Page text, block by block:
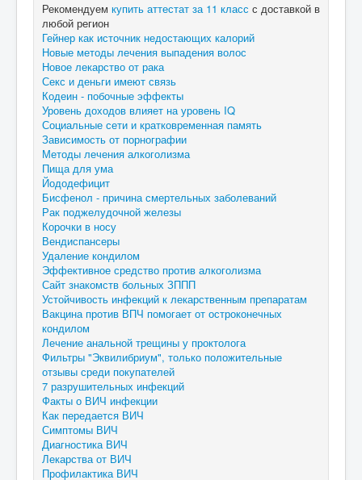
Рекомендуем купить аттестат за 11 класс с доставкой в
любой регион
Гейнер как источник недостающих калорий
Новые методы лечения выпадения волос
Новое лекарство от рака
Секс и деньги имеют связь
Кодеин - побочные эффекты
Уровень доходов влияет на уровень IQ
Социальные сети и кратковременная память
Зависимость от порнографии
Методы лечения алкоголизма
Пища для ума
Йододефицит
Бисфенол - причина смертельных заболеваний
Рак поджелудочной железы
Корочки в носу
Вендиспансеры
Удаление кондилом
Эффективное средство против алкоголизма
Сайт знакомств больных ЗППП
Устойчивость инфекций к лекарственным препаратам
Вакцина против ВПЧ помогает от остроконечных
кондилом
Лечение анальной трещины у проктолога
Фильтры "Эквилибриум", только положительные
отзывы среди покупателей
7 разрушительных инфекций
Факты о ВИЧ инфекции
Как передается ВИЧ
Симптомы ВИЧ
Диагностика ВИЧ
Лекарства от ВИЧ
Профилактика ВИЧ